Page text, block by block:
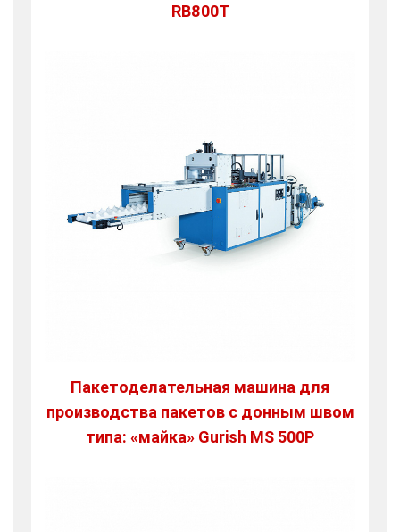
RB800T
Пакетоделательная машина для
производства пакетов с донным швом
типа: «майка» Gurish MS 500P